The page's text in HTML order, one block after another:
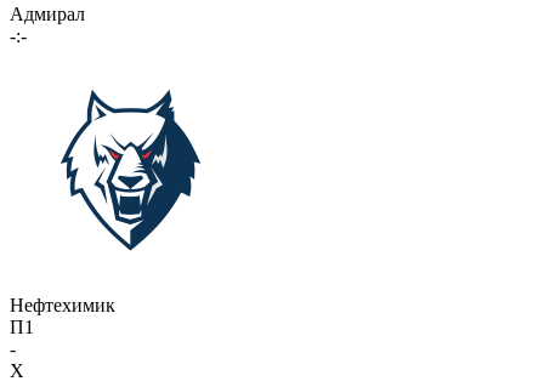
Адмирал
-:-
Нефтехимик
П1
-
X